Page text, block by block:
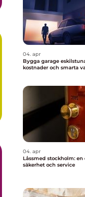
04. apr
Bygga garage eskilstuna
kostnader och smarta
04. apr
Låssmed stockholm:
säkerhet och service